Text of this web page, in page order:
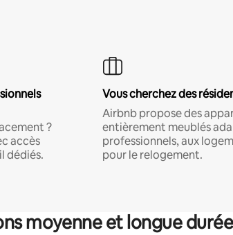
?
accès
dédiés.
Vous cherchez des
Airbnb propose des
entièrement meublés
professionnels, aux
pour le relogement.
moyenne et longue durée